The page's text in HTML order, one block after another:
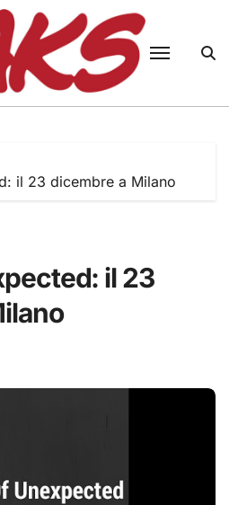
il 23 dicembre a Milano
il 23